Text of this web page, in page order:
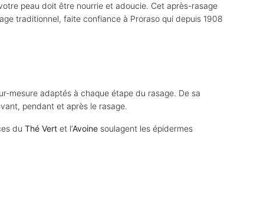
peau doit être nourrie et adoucie. Cet après-rasage
traditionnel, faite confiance à Proraso qui depuis 1908
mesure adaptés à chaque étape du rasage. De sa
pendant et après le rasage.
duThé Vert et l’Avoine soulagent les épidermes